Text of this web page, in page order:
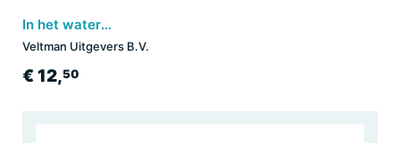
In het water - voor kleine ontdekkingsreizigers
Veltman Uitgevers B.V.
€ 12,50